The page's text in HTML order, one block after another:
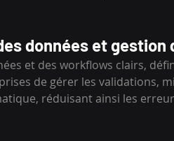
données et gestion
et des workflows clairs,
de gérer les validations,
réduisant ainsi les